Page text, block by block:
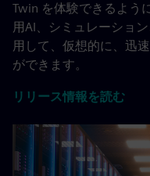
Twin を体験できるよう
用AI、シミュレーショ
用して、仮想的に、迅
ができます。
リリース情報を読む